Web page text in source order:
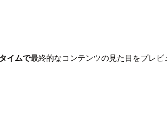
イムで最終的なコンテンツの見た目をプレ